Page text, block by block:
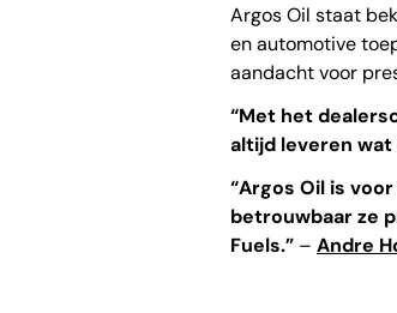
Argos Oil staat
en automotive
aandacht voor
“Met het
altijd leveren
“Argos Oil is
betrouwbaar ze
Fuels.” – Andre